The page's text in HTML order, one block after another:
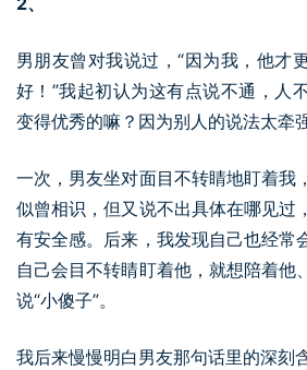
男朋友曾对我说过，“因为我，他才
好！”我起初认为这有点说不通，人
变得优秀的嘛？因为别人的说法太牵
一次，男友坐对面目不转睛地盯着我
似曾相识，但又说不出具体在哪见过
有安全感。后来，我发现自己也经常
自己会目不转睛盯着他，就想陪着他
说“小傻子”。
我后来慢慢明白男友那句话里的深刻